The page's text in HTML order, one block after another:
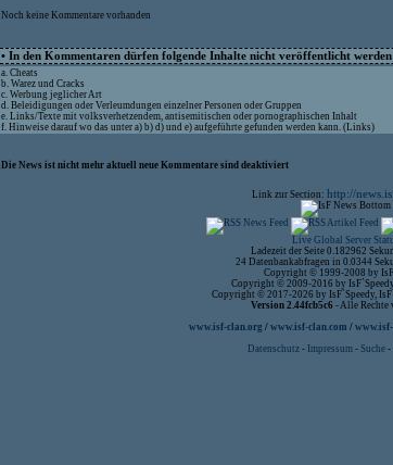
Noch keine Kommentare vorhanden
• In den Kommentaren dürfen folgende Inhalte nicht veröffentlicht
a. Cheats
b. Warez und Cracks
c. Werbung jeglicher Art
d. Beleidigungen oder Verleumdungen einzelner Personen oder Gruppen
e. Links/Texte mit volksverhetzendem, antisemitischen oder pornographischen Inhalt
f. Hinweise darauf wo das unter a) b) d) und e) aufgeführte gefunden werden kann. (Links)
Die News ist nicht mehr aktuell neue Kommentare sind deaktiviert
Link zur Section: http://
Live Global Server
Ladezeit der Seite 0.182962
24 Datenbankabfragen in 0.0344
Copyright © 1999-2008 by
Copyright © 2009-2016 by
Copyright © 2017-2026 by IsF`Speedy,
Version 2.44fcb5c6 - Alle Rechte
www.isf-clan.org / www.isf-clan.com /
Datenschutz - Impressum- Suche-